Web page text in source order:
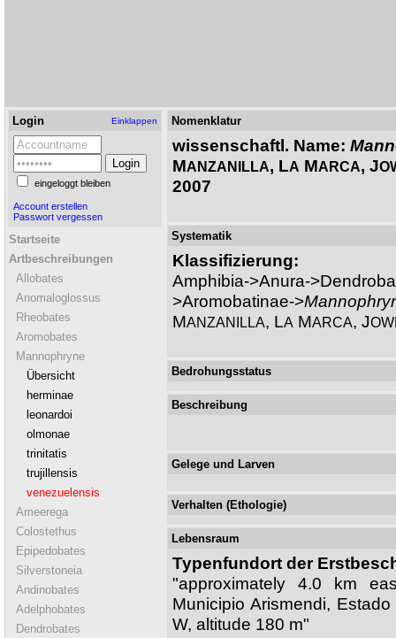
Login Einklappen
eingeloggt bleiben
Account erstellen
Passwort vergessen
Startseite
Artbeschreibungen
Allobates
Anomaloglossus
Rheobates
Aromobates
Mannophryne
Übersicht
herminae
leonardoi
olmonae
trinitatis
trujillensis
venezuelensis
Ameerega
Colostethus
Epipedobates
Silverstoneia
Andinobates
Adelphobates
Dendrobates
Nomenklatur
wissenschaftl. Name:
MANZANILLA, LA MARCA, J
2007
Systematik
Klassifizierung:
Amphibia->Anura-
>Aromobatinae->
MANZANILLA, LA MARCA, J
Bedrohungsstatus
Beschreibung
Gelege und Larven
Verhalten (Ethologie)
Lebensraum
Typenfundort der
"approximately 4.0 km
Municipio Arismendi,
W, altitude 180 m"